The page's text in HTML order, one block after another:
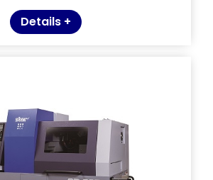
Details +